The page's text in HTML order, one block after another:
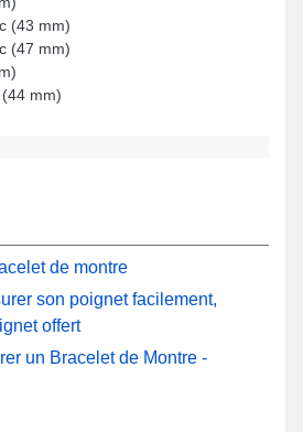
(43 mm)
(47 mm)
mm)
de montre
son poignet facilement,
offert
un Bracelet de Montre -